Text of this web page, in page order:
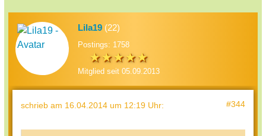
Lila19 (22)
Postings: 1758
Mitglied seit 05.09.2013
schrieb am 16.04.2014 um 12:19 Uhr: #344